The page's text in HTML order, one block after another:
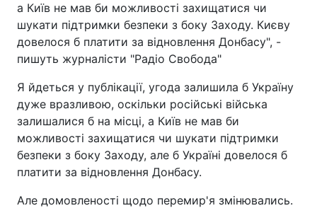
а Київ не мав би можливості захищатися чи
шукати підтримки безпеки з боку Заходу. Києву
довелося б платити за відновлення Донбасу", -
пишуть журналісти "Радіо Свобода"
Я йдеться у публікації, угода залишила б Україну
дуже вразливою, оскільки російські війська
залишалися б на місці, а Київ не мав би
можливості захищатися чи шукати підтримки
безпеки з боку Заходу, але б Україні довелося б
платити за відновлення Донбасу.
Але домовленості щодо перемир'я змінювались.